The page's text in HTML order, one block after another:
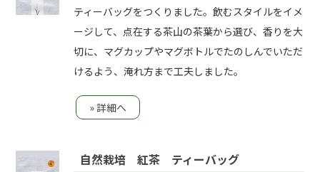
ティーバッグをつくりました。飲むスタイルをイメ
ージして、点在する茶山の茶葉から選び、香りを大
切に、マグカップやマグボトルでたのしんでいただ
けるよう、淹れ方まで工夫しました。
» 詳細へ
自然栽培 紅茶 ティーバッグ